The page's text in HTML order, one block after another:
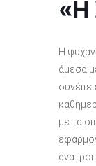
«Η
Η
άμεσα
με τα